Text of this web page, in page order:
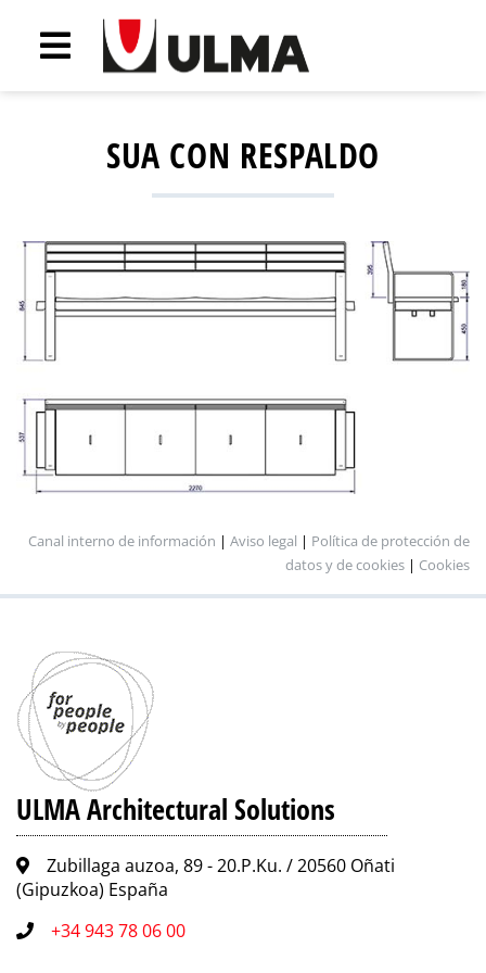
SUA CON RESPALDO
Canal interno de información | Aviso legal | Política de protección de
datos y de cookies | Cookies
ULMA Architectural Solutions
Zubillaga auzoa, 89 - 20.P.Ku. / 20560 Oñati
(Gipuzkoa) España
+34 943 78 06 00